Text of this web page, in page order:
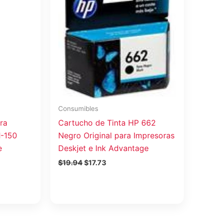
150
Consumibles
Cartucho de Tinta HP 662
Negro Original para Impresoras
Deskjet e Ink Advantage
$19.94
era:
$19.94.
$17.73
es: